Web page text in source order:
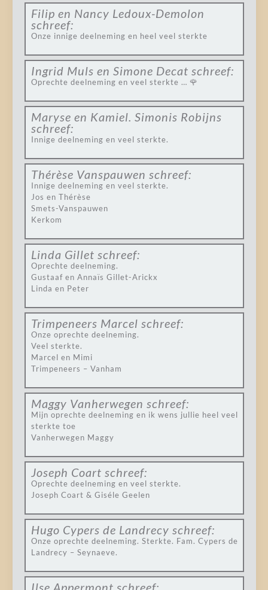
Filip en Nancy Ledoux-Demolon
schreef:
Onze innige deelneming en heel veel sterkte
Ingrid Muls en Simone Decat schreef:
Oprechte deelneming en veel sterkte … 🌹
Maryse en Kamiel. Simonis Robijns
schreef:
Innige deelneming en veel sterkte.
Thérèse Vanspauwen schreef:
Innige deelneming en veel sterkte.
Jos en Thérèse
Smets-Vanspauwen
Kerkom
Linda Gillet schreef:
Oprechte deelneming.
Gustaaf en Annaïs Gillet-Arickx
Linda en Peter
Trimpeneers Marcel schreef:
Onze oprechte deelneming.
Veel sterkte.
Marcel en Mimi
Trimpeneers – Vanham
Maggy Vanherwegen schreef:
Mijn oprechte deelneming en ik wens jullie heel veel
sterkte toe
Vanherwegen Maggy
Joseph Coart schreef:
Oprechte deelneming en veel sterkte.
Joseph Coart & Giséle Geelen
Hugo Cypers de Landrecy schreef:
Onze oprechte deelneming. Sterkte. Fam. Cypers de
Landrecy – Seynaeve.
Ilse Appermont schreef: